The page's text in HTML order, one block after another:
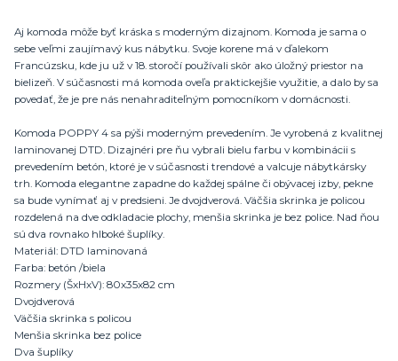
Aj komoda môže byť kráska s moderným dizajnom. Komoda je sama o
sebe veľmi zaujímavý kus nábytku. Svoje korene má v ďalekom
Francúzsku, kde ju už v 18. storočí používali skôr ako úložný priestor na
bielizeň. V súčasnosti má komoda oveľa praktickejšie využitie, a dalo by sa
povedať, že je pre nás nenahraditeľným pomocníkom v domácnosti.
Komoda POPPY 4 sa pýši moderným prevedením. Je vyrobená z kvalitnej
laminovanej DTD. Dizajnéri pre ňu vybrali bielu farbu v kombinácii s
prevedením betón, ktoré je v súčasnosti trendové a valcuje nábytkársky
trh. Komoda elegantne zapadne do každej spálne či obývacej izby, pekne
sa bude vynímať aj v predsieni. Je dvojdverová. Väčšia skrinka je policou
rozdelená na dve odkladacie plochy, menšia skrinka je bez police. Nad ňou
sú dva rovnako hlboké šuplíky.
Materiál: DTD laminovaná
Farba: betón /biela
Rozmery (ŠxHxV): 80x35x82 cm
Dvojdverová
Väčšia skrinka s policou
Menšia skrinka bez police
Dva šuplíky